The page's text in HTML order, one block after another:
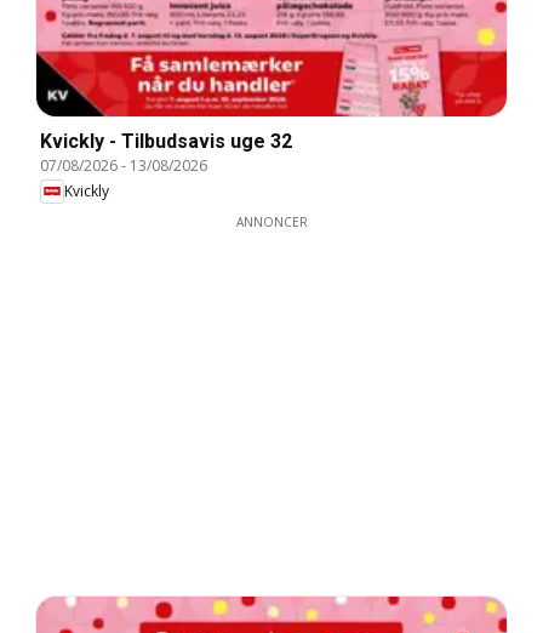
Kvickly - Tilbudsavis uge 32
07/08/2026- 13/08/2026
Kvickly
ANNONCER